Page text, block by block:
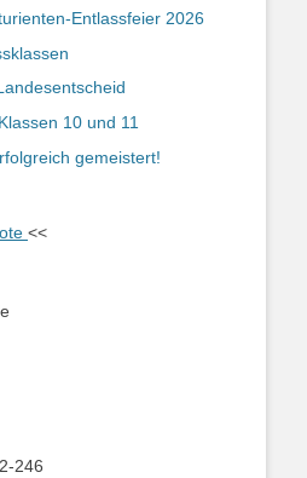
Entlassfeier 2026
10 und 11
gemeistert!
<<
246